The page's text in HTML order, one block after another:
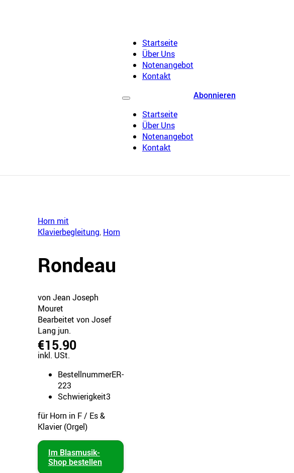
Startseite
Über Uns
Notenangebot
Kontakt
Startseite
Über Uns
Notenangebot
Kontakt
Abonnieren
Horn mit
Klavierbegleitung, Horn
Rondeau
von Jean Joseph
Mouret
Bearbeitet von Josef
Lang jun.
€15.90
inkl. USt.
BestellnummerER-
223
Schwierigkeit3
für Horn in F / Es &
Klavier (Orgel)
Im Blasmusik-
Shop bestellen